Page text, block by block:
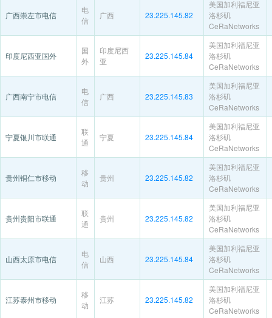
广西崇左市电信
电
信
广西 23.225.145.82
美国加利福尼亚
洛杉矶
CeRaNetworks
印度尼西亚国外
国
外
印度尼西
亚
23.225.145.84
美国加利福尼亚
洛杉矶
CeRaNetworks
广西南宁市电信
电
信
广西 23.225.145.83
美国加利福尼亚
洛杉矶
CeRaNetworks
宁夏银川市联通
联
通
宁夏 23.225.145.84
美国加利福尼亚
洛杉矶
CeRaNetworks
贵州铜仁市移动
移
动
贵州 23.225.145.82
美国加利福尼亚
洛杉矶
CeRaNetworks
贵州贵阳市联通
联
通
贵州 23.225.145.82
美国加利福尼亚
洛杉矶
CeRaNetworks
山西太原市电信
电
信
山西 23.225.145.84
美国加利福尼亚
洛杉矶
CeRaNetworks
江苏泰州市移动
移
动
江苏 23.225.145.82
美国加利福尼亚
洛杉矶
CeRaNetworks